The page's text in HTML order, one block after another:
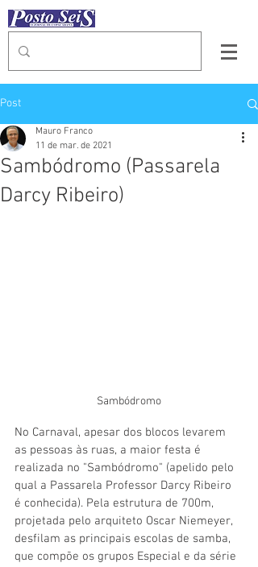
Post
Sambódromo (Passarela
Darcy Ribeiro)
Mauro Franco
11 de mar. de 2021
Sambódromo
No Carnaval, apesar dos blocos levarem
as pessoas às ruas, a maior festa é
realizada no "Sambódromo" (apelido pelo
qual a Passarela Professor Darcy Ribeiro
é conhecida). Pela estrutura de 700m,
projetada pelo arquiteto Oscar Niemeyer,
desfilam as principais escolas de samba,
que compõe os grupos Especial e da série